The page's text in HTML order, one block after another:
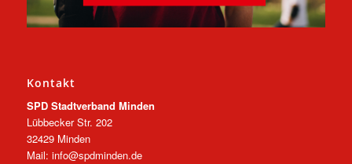
Kontakt
SPD Stadtverband Minden
Lübbecker Str. 202
32429 Minden
Mail: info@spdminden.de